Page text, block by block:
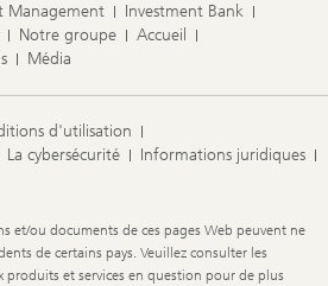
Management
Investment Bank
Notre groupe
Accueil
Média
d'utilisation
La cybersécurité
Informations juridiques
et/ou documents de ces pages Web peuvent ne
de certains pays. Veuillez consulter les
produits et services en question pour de plus